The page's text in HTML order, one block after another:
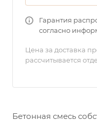
Гарантия
согласно
Цена за доставка
рассчитывается
Бетонная смесь